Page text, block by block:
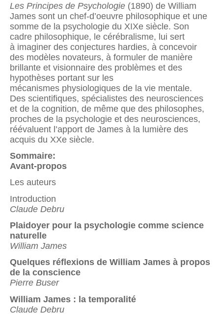
Les Principes de Psychologie (1890) de William
James sont un chef-d’oeuvre philosophique et une
somme de la psychologie du XIXe siècle. Son
cadre philosophique, le cérébralisme, lui sert
à imaginer des conjectures hardies, à concevoir
des modèles novateurs, à formuler de manière
brillante et visionnaire des problèmes et des
hypothèses portant sur les
mécanismes physiologiques de la vie mentale.
Des scientifiques, spécialistes des neurosciences
et de la cognition, de même que des philosophes,
proches de la psychologie et des neurosciences,
réévaluent l’apport de James à la lumière des
acquis du XXe siècle.
Sommaire:
Avant-propos
Les auteurs
Introduction
Claude Debru
Plaidoyer pour la psychologie comme science
naturelle
William James
Quelques réflexions de William James à propos
de la conscience
Pierre Buser
William James : la temporalité
Claude Debru